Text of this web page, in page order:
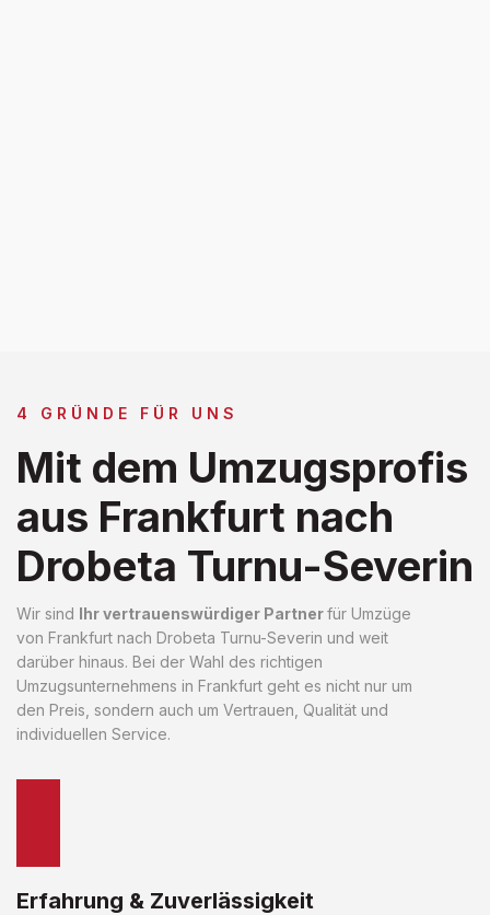
4 GRÜNDE FÜR UNS
Mit dem Umzugsprofis
aus Frankfurt nach
Drobeta Turnu-Severin
Wir sind Ihr vertrauenswürdiger Partnerfür Umzüge
von Frankfurt nach Drobeta Turnu-Severin und weit
darüber hinaus. Bei der Wahl des richtigen
Umzugsunternehmens in Frankfurt geht es nicht nur um
den Preis, sondern auch um Vertrauen, Qualität und
individuellen Service.
Erfahrung & Zuverlässigkeit